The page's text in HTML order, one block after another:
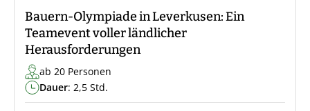
Bauern-Olympiade in Leverkusen: Ein
Teamevent voller ländlicher
Herausforderungen
ab 20 Personen
Dauer: 2,5 Std.